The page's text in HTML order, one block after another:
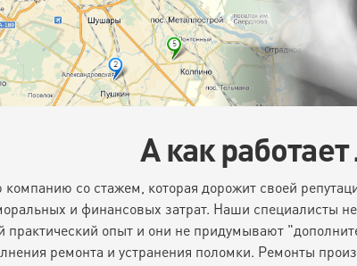
А как
компанию со стажем, которая дорожит своей
и финансовых затрат. Наши специалисты
опыт и они не придумывают
ремонта и устранения поломки. Ремонты